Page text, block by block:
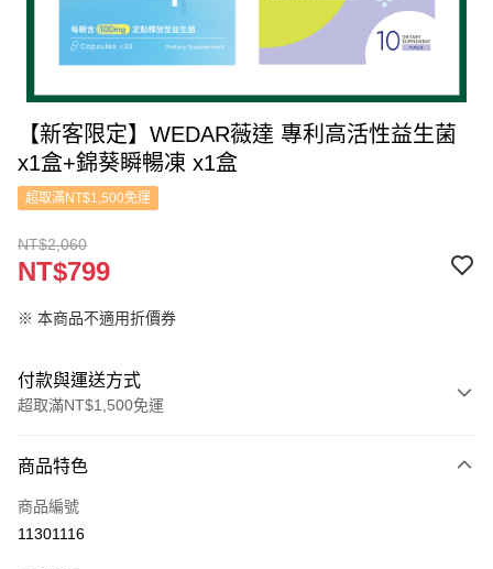
【新客限定】WEDAR薇達 專利高活性益生菌
x1盒+錦葵瞬暢凍 x1盒
超取滿NT$1,500免運
NT$2,060
NT$799
※ 本商品不適用折價券
付款與運送方式
超取滿NT$1,500免運
信用卡一次付款
信用卡分期付款
商品特色
商品編號
11301116